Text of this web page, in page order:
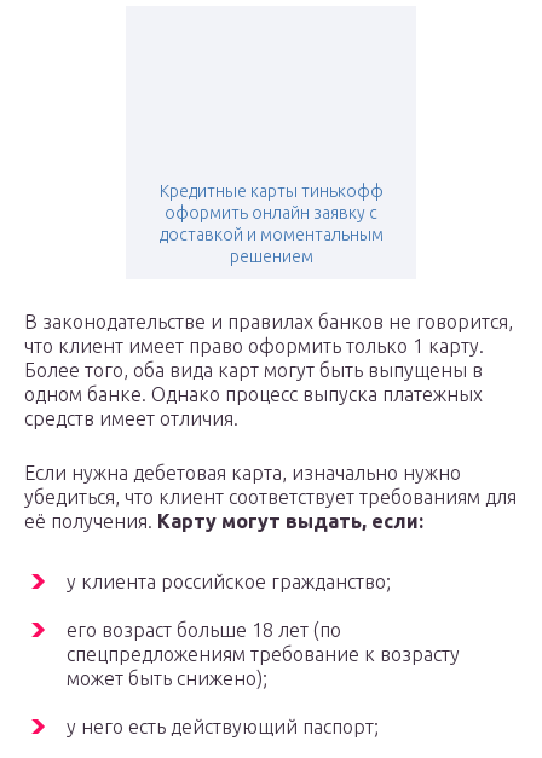
Кредитные карты тинькофф
оформить онлайн заявку с
доставкой и моментальным
решением
В законодательстве и правилах банков не говорится,
что клиент имеет право оформить только 1 карту.
Более того, оба вида карт могут быть выпущены в
одном банке. Однако процесс выпуска платежных
средств имеет отличия.
Если нужна дебетовая карта, изначально нужно
убедиться, что клиент соответствует требованиям для
её получения. Карту могут выдать, если:
у клиента российское гражданство;
его возраст больше 18 лет (по
спецпредложениям требование к возрасту
может быть снижено);
у него есть действующий паспорт;